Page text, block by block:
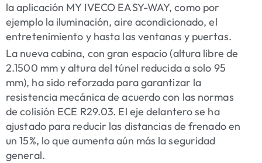
la aplicación MY IVECO EASY-WAY, como por
ejemplo la iluminación, aire acondicionado, el
entretenimiento y hasta las ventanas y puertas.
La nueva cabina, con gran espacio (altura libre de
2.1500 mm y altura del túnel reducida a solo 95
mm), ha sido reforzada para garantizar la
resistencia mecánica de acuerdo con las normas
de colisión ECE R29.03. El eje delantero se ha
ajustado para reducir las distancias de frenado en
un 15%, lo que aumenta aún más la seguridad
general.